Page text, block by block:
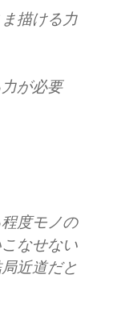
描ける力
が必要
度モノの
なせない
近道だと